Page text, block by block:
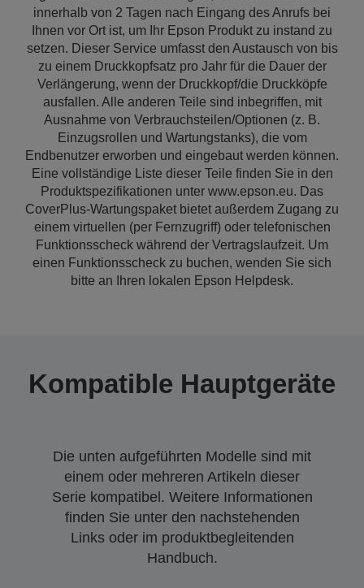
innerhalb von 2 Tagen nach Eingang des Anrufs bei
Ihnen vor Ort ist, um Ihr Epson Produkt zu instand zu
setzen. Dieser Service umfasst den Austausch von bis
zu einem Druckkopfsatz pro Jahr für die Dauer der
Verlängerung, wenn der Druckkopf/die Druckköpfe
ausfallen. Alle anderen Teile sind inbegriffen, mit
Ausnahme von Verbrauchsteilen/Optionen (z. B.
Einzugsrollen und Wartungstanks), die vom
Endbenutzer erworben und eingebaut werden können.
Eine vollständige Liste dieser Teile finden Sie in den
Produktspezifikationen unter www.epson.eu. Das
CoverPlus-Wartungspaket bietet außerdem Zugang zu
einem virtuellen (per Fernzugriff) oder telefonischen
Funktionsscheck während der Vertragslaufzeit. Um
einen Funktionsscheck zu buchen, wenden Sie sich
bitte an Ihren lokalen Epson Helpdesk.
Kompatible Hauptgeräte
Die unten aufgeführten Modelle sind mit
einem oder mehreren Artikeln dieser
Serie kompatibel. Weitere Informationen
finden Sie unter den nachstehenden
Links oder im produktbegleitenden
Handbuch.